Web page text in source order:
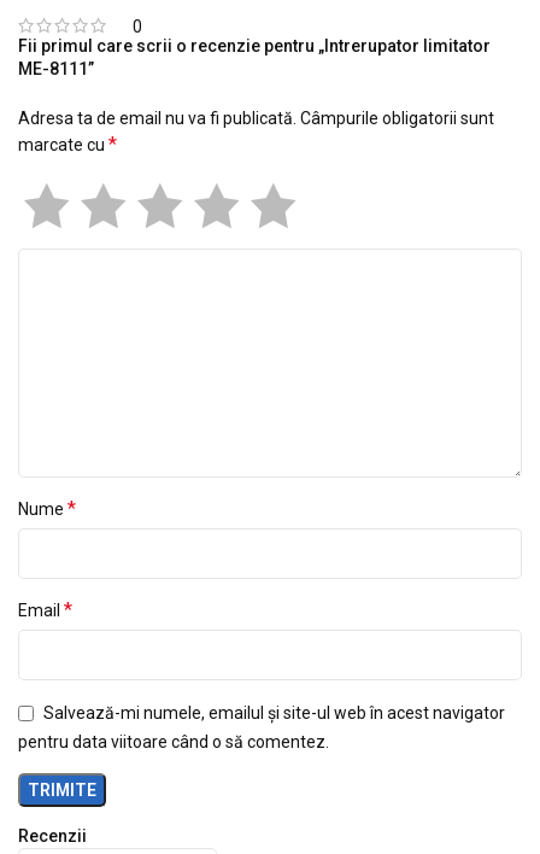
0
Recenzii
Fii primul care scrii o recenzie pentru „Intrerupator limitator
ME-8111”
Adresa ta de email nu va fi publicată. Câmpurile obligatorii sunt
marcate cu *
Nume *
Email *
Salvează-mi numele, emailul și site-ul web în acest navigator
pentru data viitoare când o să comentez.